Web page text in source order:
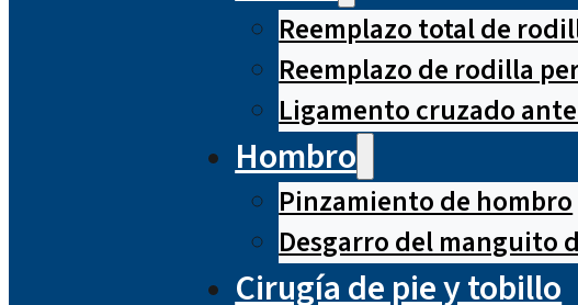
Reemplazo total de
Reemplazo de rodilla
Ligamento cruzado
Hombro
Pinzamiento de hombro
Desgarro del manguito
Cirugía de pie y tobillo